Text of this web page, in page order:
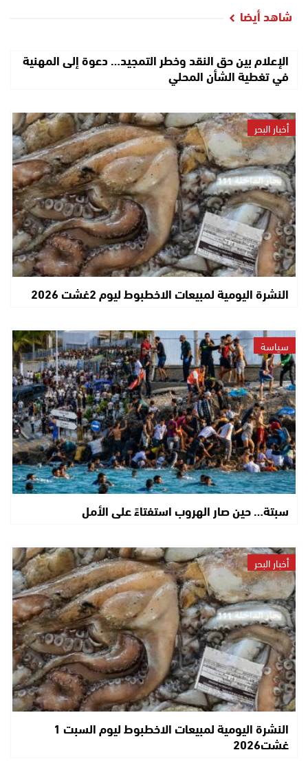
شاهد أيضا
الإعلام بين حق النقد وخطر التمجيد… دعوة إلى المهنية
في تغطية الشأن المحلي
أخبار البحر
النشرة اليومية لمبيعات الاخطبوط ليوم 2غشت 2026
سياسة
سبتة… حين صار الهروب استفتاءً على الأمل
أخبار البحر
النشرة اليومية لمبيعات الاخطبوط ليوم السبت 1
غشت2026